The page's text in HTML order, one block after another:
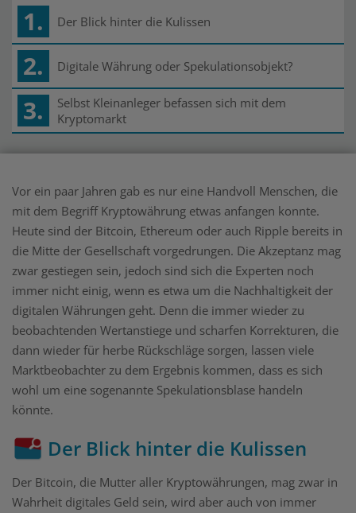
1. Der Blick hinter die Kulissen
2. Digitale Währung oder Spekulationsobjekt?
3.
Selbst Kleinanleger befassen sich mit dem
Kryptomarkt
Vor ein paar Jahren gab es nur eine Handvoll Menschen, die
mit dem Begriff Kryptowährung etwas anfangen konnte.
Heute sind der Bitcoin, Ethereum oder auch Ripple bereits in
die Mitte der Gesellschaft vorgedrungen. Die Akzeptanz mag
zwar gestiegen sein, jedoch sind sich die Experten noch
immer nicht einig, wenn es etwa um die Nachhaltigkeit der
digitalen Währungen geht. Denn die immer wieder zu
beobachtenden Wertanstiege und scharfen Korrekturen, die
dann wieder für herbe Rückschläge sorgen, lassen viele
Marktbeobachter zu dem Ergebnis kommen, dass es sich
wohl um eine sogenannte Spekulationsblase handeln
könnte.
Der Blick hinter die Kulissen
Der Bitcoin, die Mutter aller Kryptowährungen, mag zwar in
Wahrheit digitales Geld sein, wird aber auch von immer